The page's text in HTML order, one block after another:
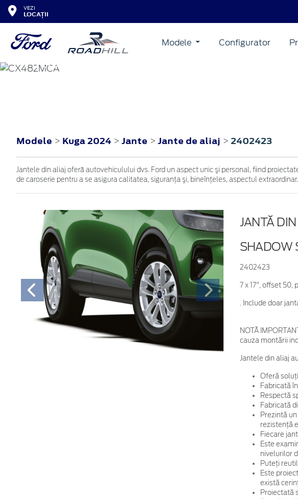
VEZI
LOCAȚII
Modele Configurator
KUGA
Modele > Kuga 2024 > Jante > Jante de aliaj > 2402423
Jantele din aliaj oferă autovehiculului dvs. Ford un aspect unic şi personal, fiind
de caroserie pentru a se asigura calitatea, siguranţa şi, bineînţeles, aspectul extraordinar.
JANTĂ
SHADOW
2402423
7 x 17", offset 50,
. Include doar
NOTĂ
cauza montării
Jantele din aliaj
Oferă
Fabricată
Respectă
Fabricată
Prezintă
rezistență
Fiecare
Este
nivelurilor
Puteți
Este
există
Proiectată